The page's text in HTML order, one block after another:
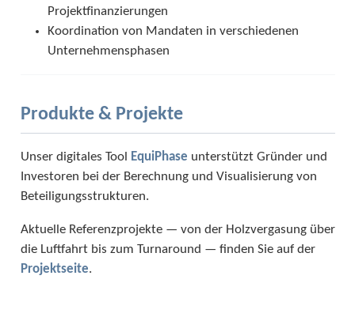
Projektfinanzierungen
Koordination von Mandaten in verschiedenen
Unternehmensphasen
Produkte & Projekte
Unser digitales Tool EquiPhase unterstützt Gründer und
Investoren bei der Berechnung und Visualisierung von
Beteiligungsstrukturen.
Aktuelle Referenzprojekte — von der Holzvergasung über
die Luftfahrt bis zum Turnaround — finden Sie auf der
Projektseite.